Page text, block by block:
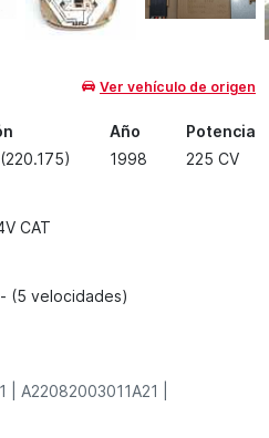
Ver vehículo de origen
Año
1998
Potencia
225 CV
CAT
(5 velocidades)
A22082003011A21 |